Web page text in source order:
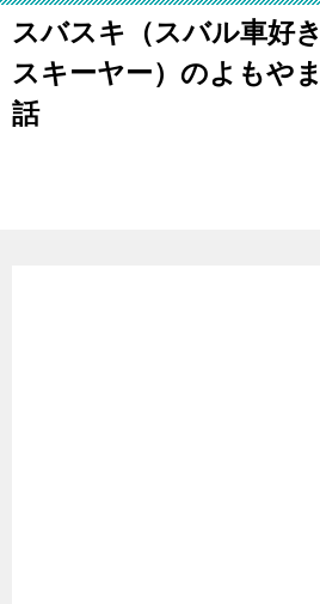
スバスキ（スバル車好き
スキーヤー）のよもやま
話